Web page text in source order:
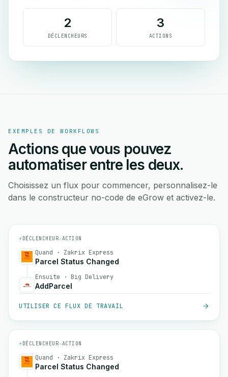
2
DÉCLENCHEURS
3
ACTIONS
EXEMPLES DE WORKFLOWS
Actions que vous pouvez
automatiser entre les deux.
Choisissez un flux pour commencer, personnalisez-le
dans le constructeur no-code de eGrow et activez-le.
⚡ DÉCLENCHEUR→ACTION
Quand · Zakrix Express
Parcel Status Changed
Ensuite · Big Delivery
AddParcel
UTILISER CE FLUX DE TRAVAIL
⚡ DÉCLENCHEUR→ACTION
Quand · Zakrix Express
Parcel Status Changed